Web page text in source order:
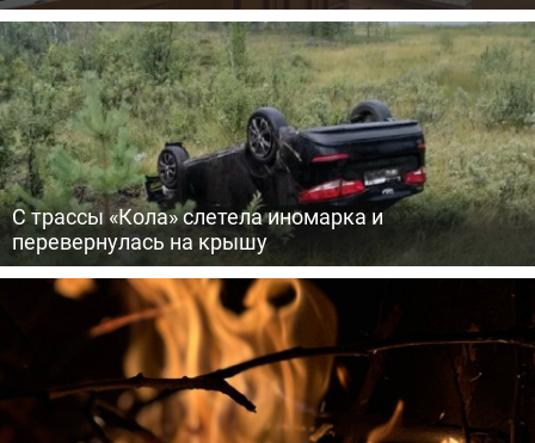
С трассы «Кола» слетела иномарка и
перевернулась на крышу